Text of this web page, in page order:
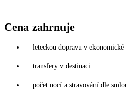
Cena zahrnuje
leteckou dopravu v
transfery v destinaci
počet nocí a stravování dle